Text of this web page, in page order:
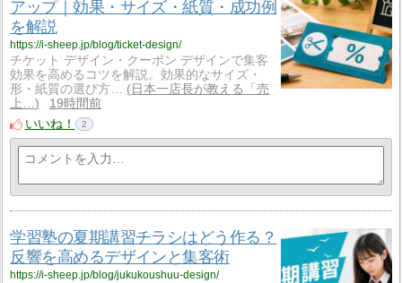
アップ｜効果・サイズ・紙質・成功例
を解説
https://i-sheep.jp/blog/ticket-design/
チケット デザイン・クーポン デザインで集客
効果を高めるコツを解説。効果的なサイズ・
形・紙質の選び方…
日本一店長が教える「売
上…
19時間前
いいね！
2
学習塾の夏期講習チラシはどう作る？
反響を高めるデザインと集客術
https://i-sheep.jp/blog/jukukoushuu-design/